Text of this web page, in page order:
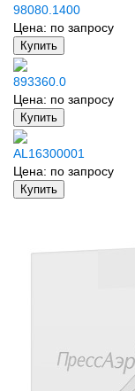
98080.1400
Цена: по запросу
Купить
893360.0
Цена: по запросу
Купить
AL16300001
Цена: по запросу
Купить